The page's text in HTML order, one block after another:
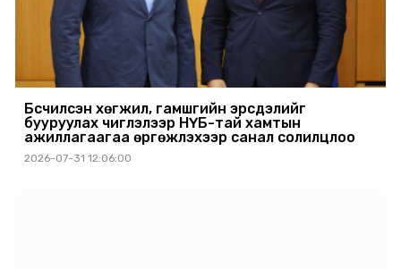
Бүсчилсэн хөгжил, гамшгийн эрсдэлийг
бууруулах чиглэлээр НҮБ-тай хамтын
ажиллагаагаа өргөжүүлэхээр санал солилцлоо
2026-07-31 12:06:00